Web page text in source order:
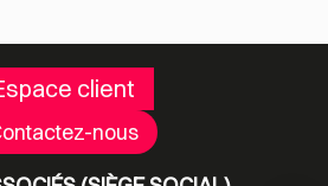
client
nous